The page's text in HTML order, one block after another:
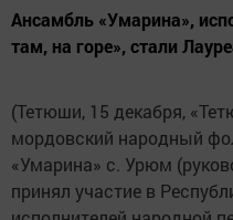
Ансамбль «Умарина»,
там, на горе», стали
(Тетюши, 15 декабря,
мордовский народный
«Умарина» с. Урюм
принял участие в